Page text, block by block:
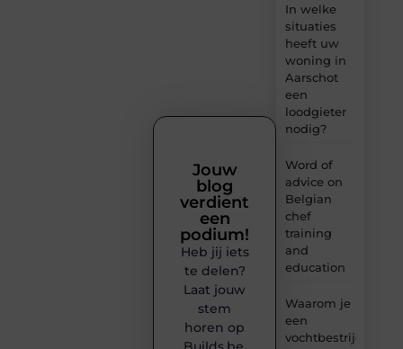
In welke
situaties
heeft uw
woning in
Aarschot
een
loodgieter
nodig?
Word of
advice on
Belgian
chef
training
and
education
Waarom je
een
Jouw
blog
verdient
een
podium!
Heb jij iets
te delen?
Laat jouw
stem
horen op